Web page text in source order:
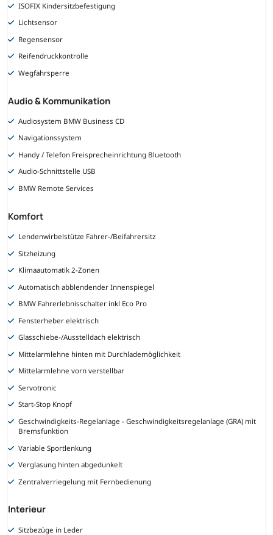
ISOFIX Kindersitzbefestigung
Lichtsensor
Regensensor
Reifendruckkontrolle
Wegfahrsperre
Audio & Kommunikation
Audiosystem BMW Business CD
Navigationssystem
Handy / Telefon Freisprecheinrichtung Bluetooth
Audio-Schnittstelle USB
BMW Remote Services
Komfort
Lendenwirbelstütze Fahrer-/Beifahrersitz
Sitzheizung
Klimaautomatik 2-Zonen
Automatisch abblendender Innenspiegel
BMW Fahrerlebnisschalter inkl Eco Pro
Fensterheber elektrisch
Glasschiebe-/Ausstelldach elektrisch
Mittelarmlehne hinten mit Durchlademöglichkeit
Mittelarmlehne vorn verstellbar
Servotronic
Start-Stop Knopf
Geschwindigkeits-Regelanlage - Geschwindigkeitsregelanlage (GRA) mit
Bremsfunktion
Variable Sportlenkung
Verglasung hinten abgedunkelt
Zentralverriegelung mit Fernbedienung
Interieur
Sitzbezüge in Leder